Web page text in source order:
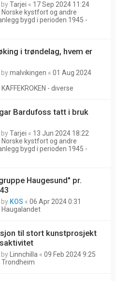
byTarjei « 17 Sep 2024 11:24
Norske kystfort og andre
bygd i perioden 1945 -
i trøndelag, hvem er
bymalvikingen « 01 Aug 2024
KAFFEKROKEN - diverse
Bardufoss tatt i bruk
byTarjei « 13 Jun 2024 18:22
Norske kystfort og andre
bygd i perioden 1945 -
Haugesund" pr.
by KOS « 06 Apr 2024 0:31
Haugalandet
til stort kunstprosjekt
by Linnchilla « 09 Feb 2024 9:25
Trondheim